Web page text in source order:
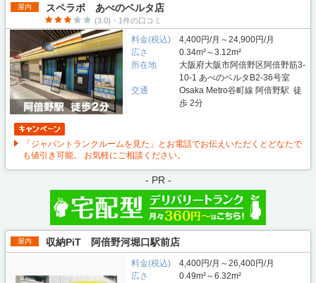
屋内 スペラボ あべのベルタ店
(3.0)・1件の口コミ
料金(税込)
4,400円/月～24,900円/月
広さ
0.34m²～3.12m²
所在地
大阪府大阪市阿倍野区阿倍野筋3-
10-1 あべのベルタB2-36号室
交通
Osaka Metro谷町線 阿倍野駅 徒
歩 2分
「ジャパントランクルームを見た」とお電話でお伝えいただくとどなたで
も値引き可能。 お気軽にご相談ください。
- PR -
屋内 収納PiT 阿倍野河堀口駅前店
料金(税込)
4,400円/月～26,400円/月
広さ
0.49m²～6.32m²